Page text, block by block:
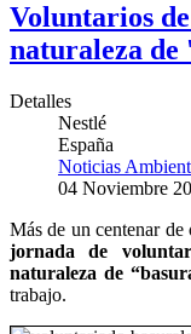
Voluntarios
naturaleza de
Detalles
Nestlé
España
Noticias
04 Noviembre
Más de un centenar de
jornada de
naturaleza de
trabajo.